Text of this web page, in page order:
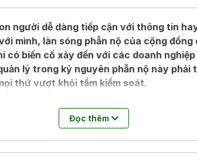
người dễ dàng tiếp cận với thông tin
mình, làn sóng phẫn nộ của cộng đồng
có biến cố xảy đến với các doanh
lý trong kỷ nguyên phẫn nộ này phải
thứ vượt khỏi tầm kiểm soát.
tạo lãnh đạo nổi tiếng của mình tại đại
như IKEA, Nestle, Vatican và nhiều ví dụ
Đọc thêm